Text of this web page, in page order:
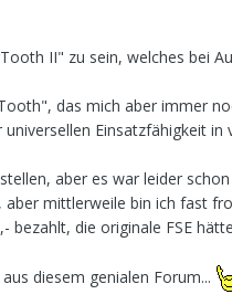
II" zu sein, welches bei
das mich aber immer
Einsatzfähigkeit in
aber es war leider
mittlerweile bin ich fast
bezahlt, die originale FSE
diesem genialen Forum...